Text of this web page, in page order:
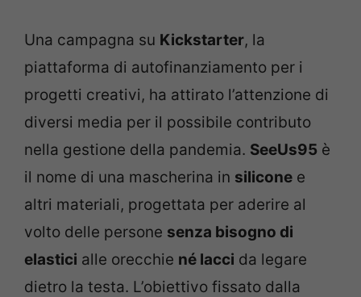
Una campagna su Kickstarter, la
piattaforma di autofinanziamento per i
progetti creativi, ha attirato l’attenzione di
diversi media per il possibile contributo
nella gestione della pandemia. SeeUs95 è
il nome di una mascherina in silicone e
altri materiali, progettata per aderire al
volto delle persone senza bisogno di
elastici alle orecchie né lacci da legare
dietro la testa. L’obiettivo fissato dalla